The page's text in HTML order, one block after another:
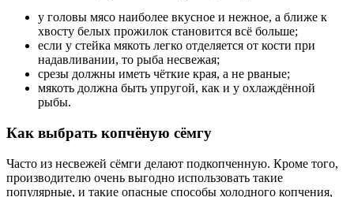
у головы мясо наиболее вкусное и нежное, а ближе к
хвосту белых прожилок становится всё больше;
если у стейка мякоть легко отделяется от кости при
надавливании, то рыба несвежая;
срезы должны иметь чёткие края, а не рваные;
мякоть должна быть упругой, как и у охлаждённой
рыбы.
Как выбрать копчёную сёмгу
Часто из несвежей сёмги делают подкопченную. Кроме того,
производителю очень выгодно использовать такие
популярные, и такие опасные способы холодного копчения,